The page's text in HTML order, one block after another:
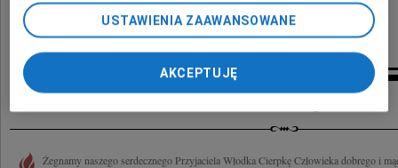
rodzina
Kondolencje
Żegnamy naszego serdecznego Przyjaciela Włodka Cierpkę Człowieka dobrego i
chwili zmienić swoje preferencje dot. plików cookie,
ponownie wywołując narzędzie do zarządzania Twoimi
preferencjami dot. przetwarzania danych poprzez
odnośnik „Ustawienia prywatności” w stopce serwisu i
przechodząc do sekcji „Ustawienia zaawansowane”.
My, nasi Zaufani Partnerzy i Agora S.A. możemy
USTAWIENIA ZAAWANSOWANE
AKCEPTUJĘ